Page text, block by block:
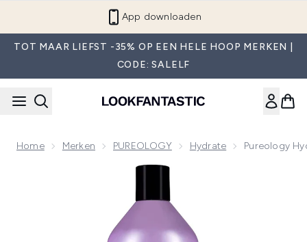
App downloaden
TOT MAAR LIEFST -35% OP EEN HELE HOOP MERKEN |
CODE: SALELF
Home Merken PUREOLOGY Hydrate Pureology
Now showing image 1 Pureology Hydrate Conditioner 1000